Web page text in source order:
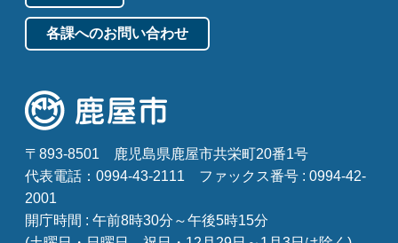
各課へのお問い合わせ
〒893-8501
鹿児島県鹿屋市共栄町20番1号
代表電話：0994-43-2111
ファックス番号 : 0994-42-
2001
開庁時間 : 午前8時30分～午後5時15分